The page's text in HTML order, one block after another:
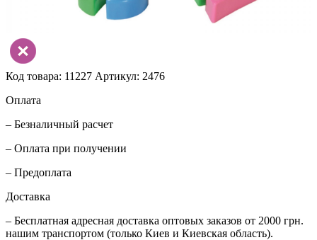
Код товара: 11227 Артикул: 2476
Оплата
– Безналичный расчет
– Оплата при получении
– Предоплата
Доставка
– Бесплатная адресная доставка оптовых заказов от 2000 грн.
нашим транспортом (только Киев и Киевская область).